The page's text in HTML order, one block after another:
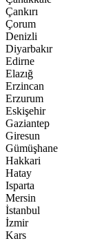
Çankırı
Çorum
Denizli
Diyarbakır
Edirne
Elazığ
Erzincan
Erzurum
Eskişehir
Gaziantep
Giresun
Gümüşhane
Hakkari
Hatay
Isparta
Mersin
İstanbul
İzmir
Kars